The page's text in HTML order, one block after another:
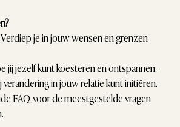
Verdiep je in jouw wensen en grenzen
jij jezelf kunt koesteren en ontspannen.
in jouw relatie kunt initiëren.
FAQ voor de meestgestelde vragen